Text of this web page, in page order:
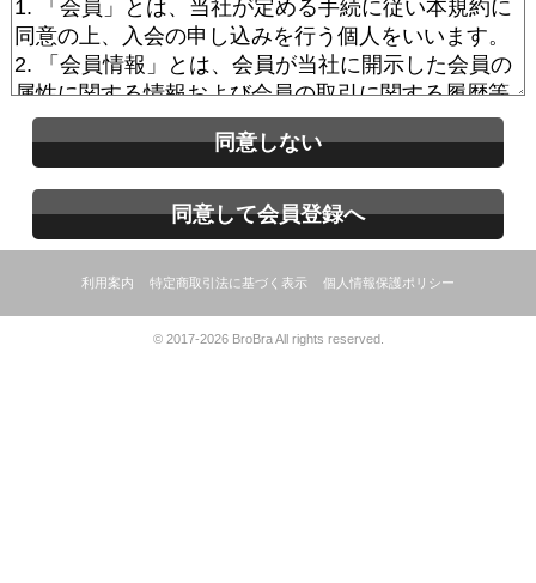
同意しない
同意して会員登録へ
利用案内 特定商取引法に基づく表示 個人情報保護ポリシー
© 2017-2026 BroBra All rights reserved.